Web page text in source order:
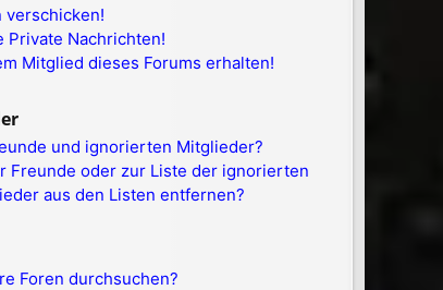
verschicken!
Private Nachrichten!
Mitglied dieses Forums erhalten!
und ignorierten Mitglieder?
Freunde oder zur Liste der ignorierten
aus den Listen entfernen?
Foren durchsuchen?